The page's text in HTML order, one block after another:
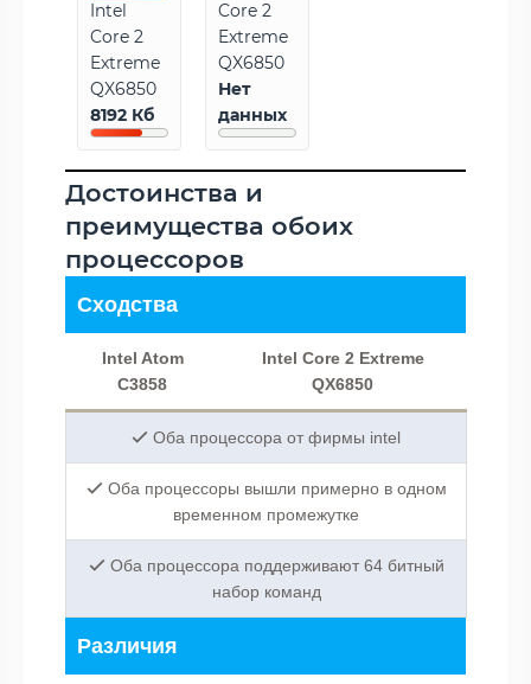
Intel
Core 2
Extreme
QX6850
8192 Кб
Core 2
Extreme
QX6850
Нет
данных
Достоинства и
преимущества обоих
процессоров
Сходства
Intel Atom
C3858
Intel Core 2 Extreme
QX6850
Оба процессора от фирмы intel
Оба процессоры вышли примерно в одном
временном промежутке
Оба процессора поддерживают 64 битный
набор команд
Различия